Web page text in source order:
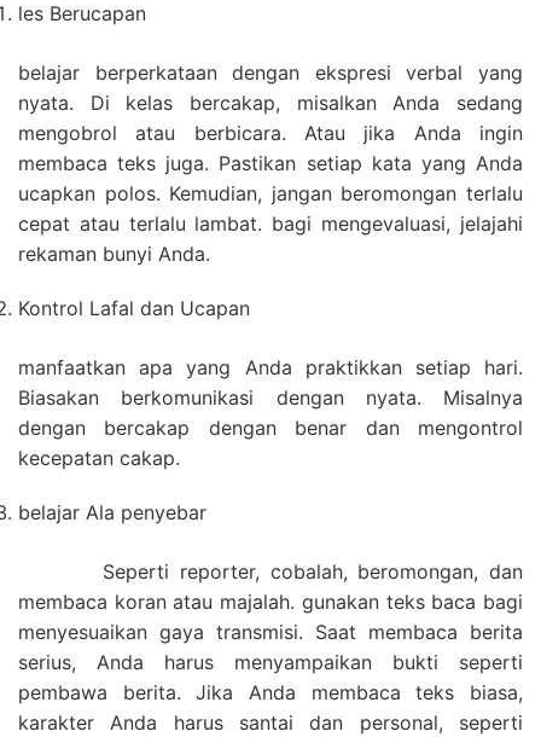
les Berucapan
belajar berperkataan dengan ekspresi verbal yang
nyata. Di kelas bercakap, misalkan Anda sedang
mengobrol atau berbicara. Atau jika Anda ingin
membaca teks juga. Pastikan setiap kata yang Anda
ucapkan polos. Kemudian, jangan beromongan terlalu
cepat atau terlalu lambat. bagi mengevaluasi, jelajahi
rekaman bunyi Anda.
Kontrol Lafal dan Ucapan
manfaatkan apa yang Anda praktikkan setiap hari.
Biasakan berkomunikasi dengan nyata. Misalnya
dengan bercakap dengan benar dan mengontrol
kecepatan cakap.
belajar Ala penyebar
Seperti reporter, cobalah, beromongan, dan
membaca koran atau majalah. gunakan teks baca bagi
menyesuaikan gaya transmisi. Saat membaca berita
serius, Anda harus menyampaikan bukti seperti
pembawa berita. Jika Anda membaca teks biasa,
karakter Anda harus santai dan personal, seperti